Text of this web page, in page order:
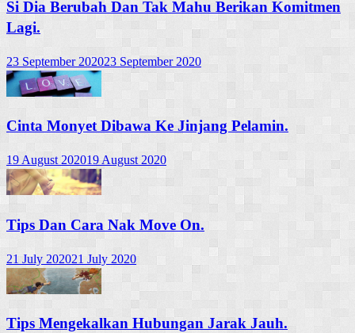
Si Dia Berubah Dan Tak Mahu Berikan Komitmen
Lagi.
23 September 202023 September 2020
Cinta Monyet Dibawa Ke Jinjang Pelamin.
19 August 202019 August 2020
Tips Dan Cara Nak Move On.
21 July 202021 July 2020
Tips Mengekalkan Hubungan Jarak Jauh.